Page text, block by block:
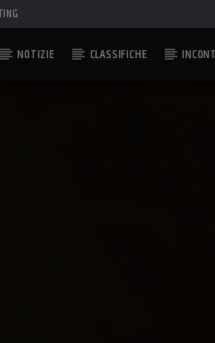
NOTIZIE CLASSIFICHE